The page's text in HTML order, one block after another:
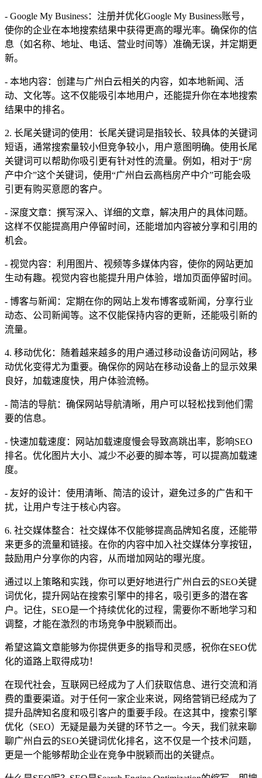
- Google My Business：注册并优化Google My Business账号，
使你的企业在本地搜索结果中获得更高的曝光率。确保你的信
息（如名称、地址、电话、营业时间等）准确无误，并定期更
新。
- 本地内容：创建与广州白云相关的内容，如本地新闻、活
动、文化等。这不仅能吸引本地用户，还能提升你在本地搜索
结果中的排名。
2. 长尾关键词的使用：长尾关键词是指较长、较具体的关键词
短语，通常搜索量较小但竞争较小，用户意图明确。使用长尾
关键词可以帮助你吸引更有针对性的流量。例如，相对于“房
产中介”这个关键词，使用“广州白云高档房产中介”可能会吸
引更有购买意愿的客户。
- 深度文章：撰写深入、详细的文章，解决用户的具体问题。
这样不仅能提高用户停留时间，还能增加内容被分享和引用的
机会。
- 视觉内容：利用图片、视频等多媒体内容，使你的网站更加
生动有趣。视觉内容也能提升用户体验，增加页面停留时间。
- 博客与新闻：定期在你的网站上发布博客或新闻，分享行业
动态、公司新闻等。这不仅能保持内容的更新，还能吸引新的
流量。
4. 移动优化：随着越来越多的用户通过移动设备访问网站，移
动优化变得尤为重要。确保你的网站在移动设备上的显示效果
良好，加载速度快，用户体验流畅。
- 简洁的导航：确保网站导航清晰，用户可以轻松找到他们需
要的信息。
- 快速加载速度：网站加载速度慢会导致高跳出率，影响SEO
排名。优化图片大小、减少不必要的脚本等，可以提高加载速
度。
- 友好的设计：使用清晰、简洁的设计，避免过多的广告和干
扰，让用户专注于核心内容。
6. 社交媒体整合：社交媒体不仅能够提高品牌知名度，还能带
来更多的流量和链接。在你的内容中加入社交媒体分享按钮，
鼓励用户分享你的内容，从而增加网站的曝光度。
通过以上策略和实践，你可以更好地进行广州白云的SEO关键
词优化，提升网站在搜索引擎中的排名，吸引更多的潜在客
户。记住，SEO是一个持续优化的过程，需要你不断地学习和
调整，才能在激烈的市场竞争中脱颖而出。
希望这篇文章能够为你提供更多的指导和灵感，祝你在SEO优
化的道路上取得成功！
在现代社会，互联网已经成为了人们获取信息、进行交流和消
费的重要渠道。对于任何一家企业来说，网络营销已经成为了
提升品牌知名度和吸引客户的重要手段。在这其中，搜索引擎
优化（SEO）无疑是最为关键的环节之一。今天，我们就来聊
聊广州白云的SEO关键词优化排名，这不仅是一个技术问题，
更是一个能够帮助企业在竞争中脱颖而出的关键点。